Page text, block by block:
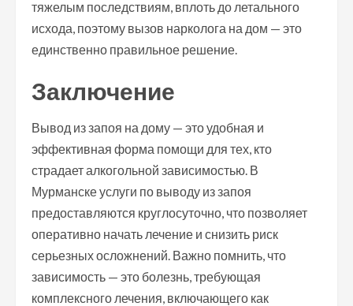
тяжелым последствиям, вплоть до летального
исхода, поэтому вызов нарколога на дом — это
единственно правильное решение.
Заключение
Вывод из запоя на дому — это удобная и
эффективная форма помощи для тех, кто
страдает алкогольной зависимостью. В
Мурманске услуги по выводу из запоя
предоставляются круглосуточно, что позволяет
оперативно начать лечение и снизить риск
серьезных осложнений. Важно помнить, что
зависимость — это болезнь, требующая
комплексного лечения, включающего как